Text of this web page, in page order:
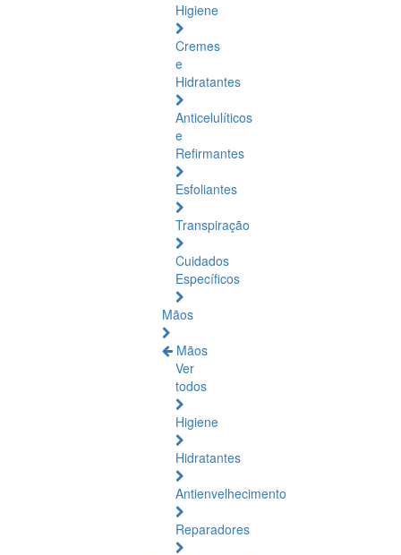
Higiene
Cremes
e
Hidratantes
Anticelulíticos
e
Refirmantes
Esfoliantes
Transpiração
Cuidados
Específicos
Mãos
Mãos
Ver
todos
Higiene
Hidratantes
Antienvelhecimento
Reparadores